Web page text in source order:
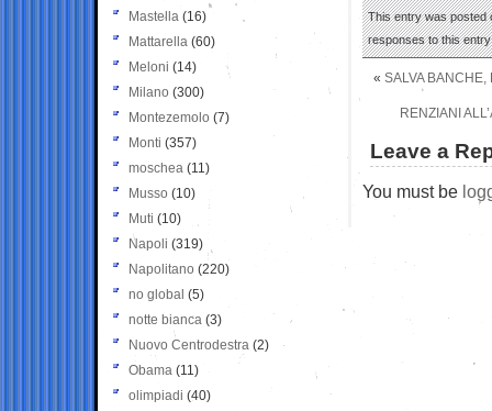
This entry was posted
responses to this
« SALVA BANCHE,
RENZIANI
Leave a
You must be
Mastella (16)
Mattarella (60)
Meloni (14)
Milano (300)
Montezemolo (7)
Monti (357)
moschea (11)
Musso (10)
Muti (10)
Napoli (319)
Napolitano (220)
no global (5)
notte bianca (3)
Nuovo Centrodestra (2)
Obama (11)
olimpiadi (40)